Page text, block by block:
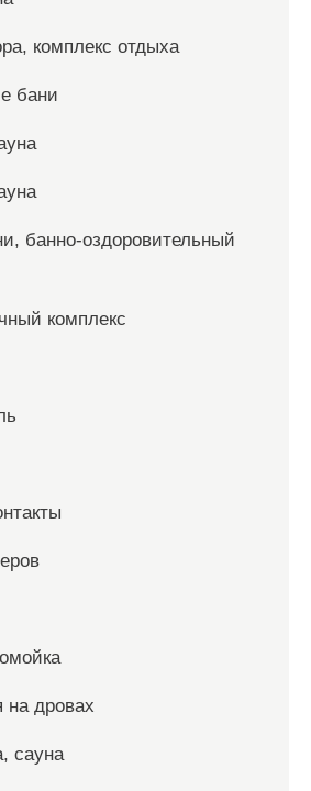
комплекс отдыха
бани
банно-оздоровительный
комплекс
на дровах
сауна